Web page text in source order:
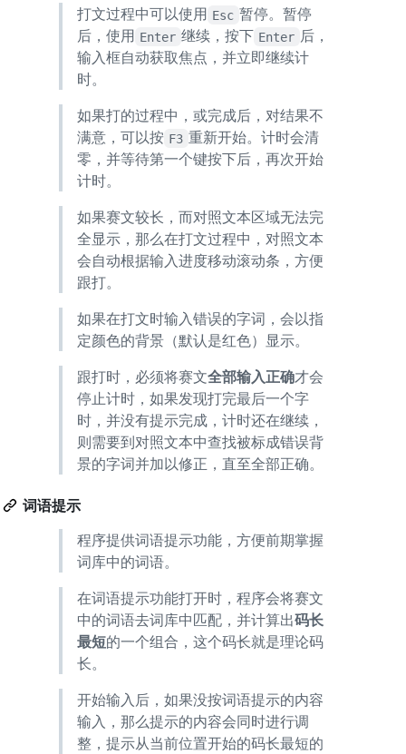
打文过程中可以使用 Esc 暂停。暂停
后，使用 Enter 继续，按下 Enter 后，
输入框自动获取焦点，并立即继续计
时。
如果打的过程中，或完成后，对结果不
满意，可以按 F3 重新开始。计时会清
零，并等待第一个键按下后，再次开始
计时。
如果赛文较长，而对照文本区域无法完
全显示，那么在打文过程中，对照文本
会自动根据输入进度移动滚动条，方便
跟打。
如果在打文时输入错误的字词，会以指
定颜色的背景（默认是红色）显示。
跟打时，必须将赛文全部输入正确才会
停止计时，如果发现打完最后一个字
时，并没有提示完成，计时还在继续，
则需要到对照文本中查找被标成错误背
景的字词并加以修正，直至全部正确。
词语提示
程序提供词语提示功能，方便前期掌握
词库中的词语。
在词语提示功能打开时，程序会将赛文
中的词语去词库中匹配，并计算出码长
最短的一个组合，这个码长就是理论码
长。
开始输入后，如果没按词语提示的内容
输入，那么提示的内容会同时进行调
整，提示从当前位置开始的码长最短的